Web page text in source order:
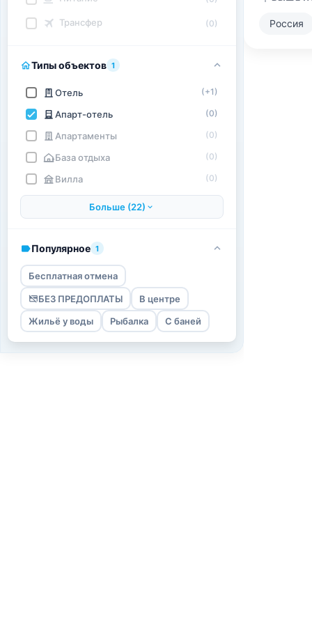
Трансфер (0)
Типы объектов 1
Отель (+1)
Апарт-отель (0)
Апартаменты (0)
База отдыха (0)
Вилла (0)
Больше (22)
Популярное 1
Бесплатная отмена
БЕЗ ПРЕДОПЛАТЫ В центре
Жильё у воды Рыбалка С баней
Россия